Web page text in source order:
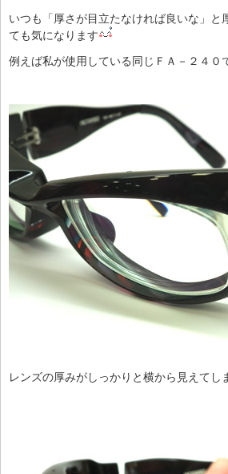
いつも「厚さが目立たなければ良いな」と
ても気になります
例えば私が使用している同じＦＡ－２４０
レンズの厚みがしっかりと横から見えてし